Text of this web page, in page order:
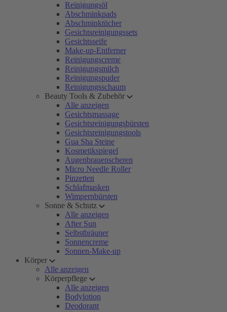
Reinigungsöl
Abschminkpads
Abschminktücher
Gesichtsreinigungssets
Gesichtsseife
Make-up-Entferner
Reinigungscreme
Reinigungsmilch
Reinigungspuder
Reinigungsschaum
Beauty Tools & Zubehör
Alle anzeigen
Gesichtsmassage
Gesichtsreinigungsbürsten
Gesichtsreinigungstools
Gua Sha Steine
Kosmetikspiegel
Augenbrauenscheren
Micro Needle Roller
Pinzetten
Schlafmasken
Wimpernbürsten
Sonne & Schutz
Alle anzeigen
After Sun
Selbstbräuner
Sonnencreme
Sonnen-Make-up
Körper
Alle anzeigen
Körperpflege
Alle anzeigen
Bodylotion
Deodorant